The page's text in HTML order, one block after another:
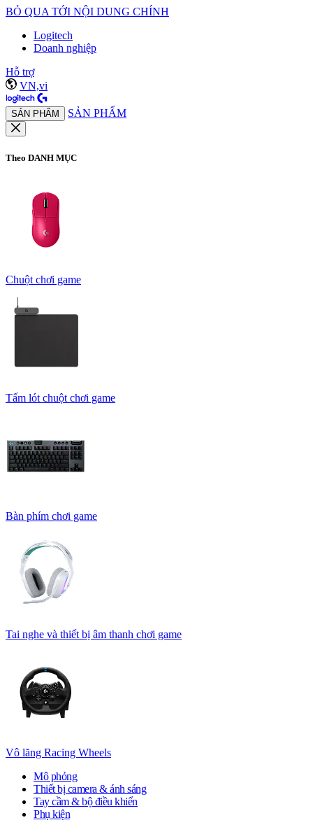
BỎ QUA TỚI NỘI DUNG CHÍNH
Logitech
Doanh nghiệp
Hỗ trợ
VN,vi
SẢN PHẨM SẢN PHẨM
Theo DANH MỤC
Chuột chơi game
Tấm lót chuột chơi game
Bàn phím chơi game
Tai nghe và thiết bị âm thanh chơi game
Vô lăng Racing Wheels
Mô phỏng
Thiết bị camera & ánh sáng
Tay cầm & bộ điều khiển
Phụ kiện